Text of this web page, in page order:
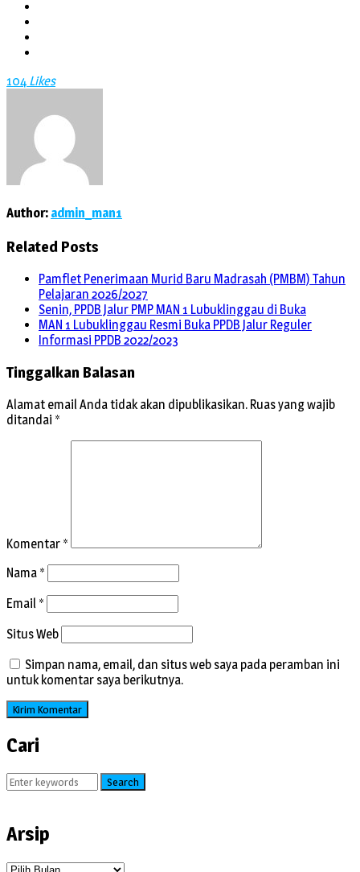
104Likes
Author: admin_man1
Related Posts
Pamflet Penerimaan Murid Baru Madrasah (PMBM) Tahun
Pelajaran 2026/2027
Senin, PPDB Jalur PMP MAN 1 Lubuklinggau di Buka
MAN 1 Lubuklinggau Resmi Buka PPDB Jalur Reguler
Informasi PPDB 2022/2023
Tinggalkan Balasan
Alamat email Anda tidak akan dipublikasikan. Ruas yang wajib
ditandai *
Komentar *
Nama *
Email *
Situs Web
Simpan nama, email, dan situs web saya pada peramban ini
untuk komentar saya berikutnya.
Cari
Search
Arsip
Arsip